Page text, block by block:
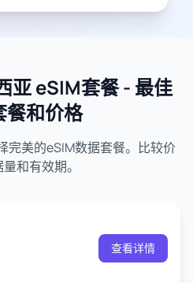
亚 eSIM套餐 - 最佳
餐和价格
完美的eSIM数据套餐。比较价
和有效期。
查看详情